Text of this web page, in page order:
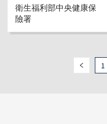
衛生福利部中央健康保
險署
1